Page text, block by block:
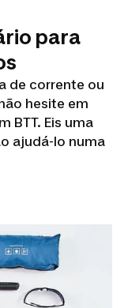
para
de corrente ou
hesite em
BTT. Eis uma
ajudá-lo numa